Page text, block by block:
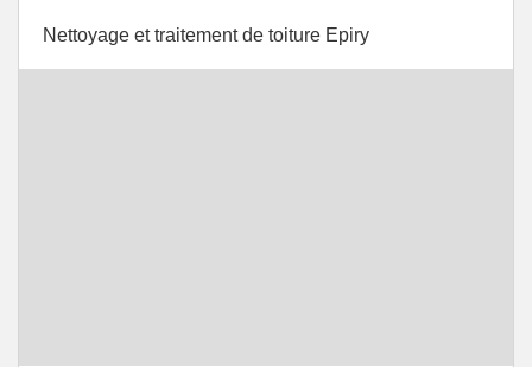
Nettoyage et traitement de toiture Epiry